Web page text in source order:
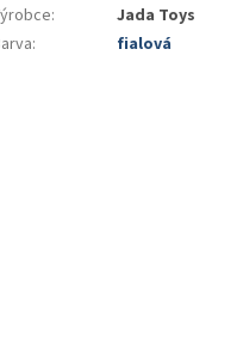
:
Jada Toys
: fialová